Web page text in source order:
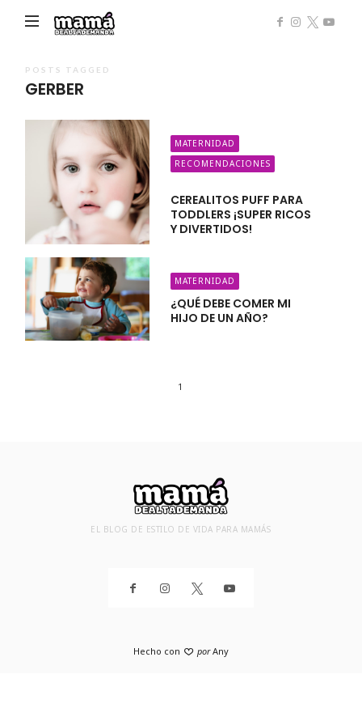
POSTS TAGGED
GERBER
MATERNIDAD
RECOMENDACIONES
CEREALITOS PUFF PARA
TODDLERS ¡SUPER RICOS
Y DIVERTIDOS!
MATERNIDAD
¿QUÉ DEBE COMER MI
HIJO DE UN AÑO?
1
EL BLOG DE ESTILO DE VIDA PARA MAMÁS
Hecho con porAny